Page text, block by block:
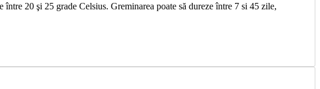
între 20 şi 25 grade Celsius. Greminarea poate să dureze între 7 si 45 zile,